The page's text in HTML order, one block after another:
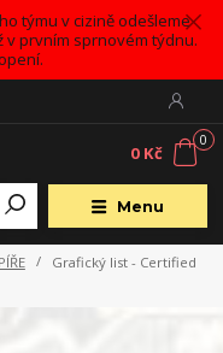
týmu v cizině odešleme
prvním sprnovém týdnu.
Menu
0
0 Kč
Grafický list - Certified